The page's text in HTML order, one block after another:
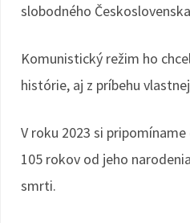
slobodného
Komunistický režim ho
histórie, aj z príbehu
V roku 2023 si
105 rokov od jeho
smrti.